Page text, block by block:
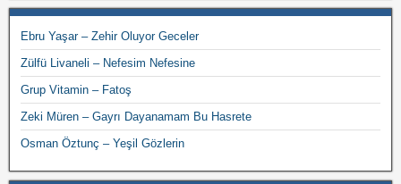
Ebru Yaşar – Zehir Oluyor Geceler
Zülfü Livaneli – Nefesim Nefesine
Grup Vitamin – Fatoş
Zeki Müren – Gayrı Dayanamam Bu Hasrete
Osman Öztunç – Yeşil Gözlerin